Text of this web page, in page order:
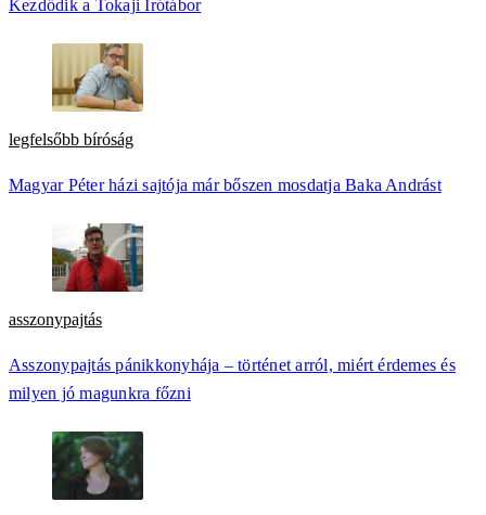
Kezdődik a Tokaji Írótábor
legfelsőbb bíróság
Magyar Péter házi sajtója már bőszen mosdatja Baka Andrást
asszonypajtás
Asszonypajtás pánikkonyhája – történet arról, miért érdemes és
milyen jó magunkra főzni